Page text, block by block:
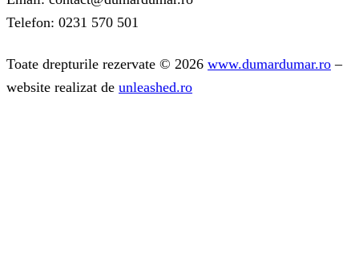
Telefon: 0231 570 501
Toate drepturile rezervate © 2026 www.dumardumar.ro –
website realizat de unleashed.ro